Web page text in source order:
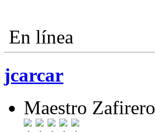
En línea
jcarcar
Maestro Zafirero